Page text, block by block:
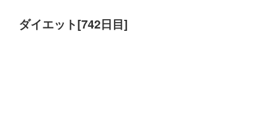
ダイエット[742日目]